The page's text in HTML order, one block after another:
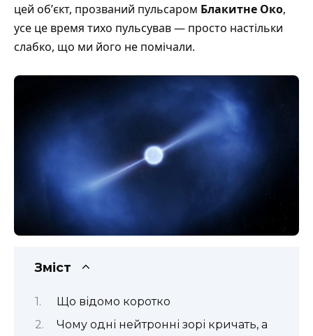
цей обʼєкт, прозваний пульсаром Блакитне Око,
усе це время тихо пульсував — просто настільки
слабко, що ми його не помічали.
Зміст
Що відомо коротко
Чому одні нейтронні зорі кричать, а